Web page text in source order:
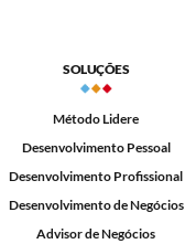
SOLUÇÕES
Método Lidere
Desenvolvimento Pessoal
Desenvolvimento Profissional
Desenvolvimento de Negócios
Advisor de Negócios